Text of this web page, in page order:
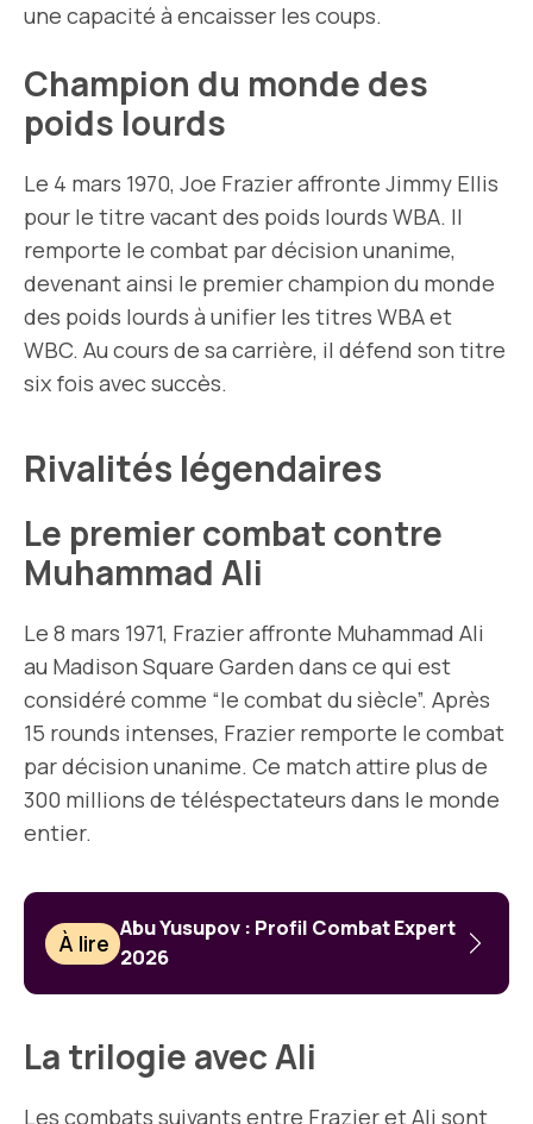
une capacité à encaisser les coups.
Champion du monde des
poids lourds
Le 4 mars 1970, Joe Frazier affronte Jimmy Ellis
pour le titre vacant des poids lourds WBA. Il
remporte le combat par décision unanime,
devenant ainsi le premier champion du monde
des poids lourds à unifier les titres WBA et
WBC. Au cours de sa carrière, il défend son titre
six fois avec succès.
Rivalités légendaires
Le premier combat contre
Muhammad Ali
Le 8 mars 1971, Frazier affronte Muhammad Ali
au Madison Square Garden dans ce qui est
considéré comme “le combat du siècle”. Après
15 rounds intenses, Frazier remporte le combat
par décision unanime. Ce match attire plus de
300 millions de téléspectateurs dans le monde
entier.
À lire
Abu Yusupov : Profil Combat Expert
2026
La trilogie avec Ali
Les combats suivants entre Frazier et Ali sont